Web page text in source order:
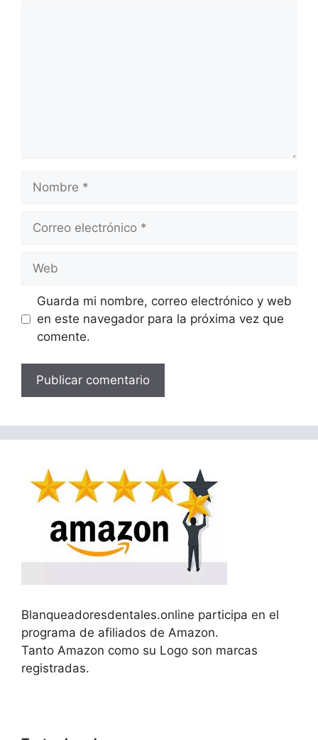
electrónico
Guarda mi nombre, correo electrónico y web
en este navegador para la próxima vez que
comente.
Blanqueadoresdentales.online participa en el
programa de afiliados de Amazon.
Tanto Amazon como su Logo son marcas
registradas.